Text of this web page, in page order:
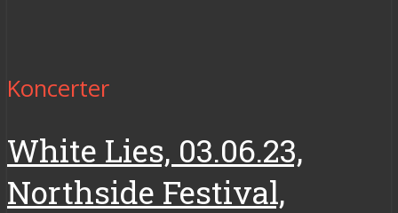
Koncerter
White Lies, 03.06.23,
Northside Festival,